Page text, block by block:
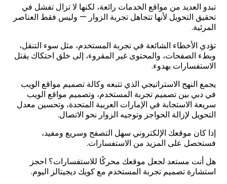
تبدو العديد من مواقع الخدمات رائعة، لكنها لا تزال تفشل في
تحقيق التحويل لأنها تتجاهل تجربة الزوار — وليس فقط العناصر
المرئية.
تؤدي الأخطاء الشائعة في تجربة المستخدم، مثل سوء التنقل،
وبطء الصفحات، والمحتوى غير المقروء، إلى خلق احتكاك يقتل
الاستفسارات بهدوء.
يجمع النهج الاستراتيجي الذي تتبعه وكالة تصميم مواقع الويب
في دبي بين تصميم تجربة المستخدم، وتصميم مواقع الويب
سريعة الاستجابة في الإمارات العربية المتحدة، وتحسين معدل
التحويل لإزالة الحواجز وتوجيه الزوار نحو الاتصال.
إذا كان موقعك الإلكتروني سهل التصفح وسريع ومفيد،
فستحصل على المزيد من الاستفسارات.
هل أنت مستعد لجعل موقعك محركًا للاستفسارات؟ احجز
استشارة تصميم تجربة المستخدم مع كويك ديجيتالز اليوم.